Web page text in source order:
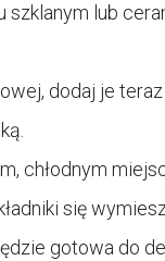
lub
dodaj je teraz
chłodnym
się
gotowa do